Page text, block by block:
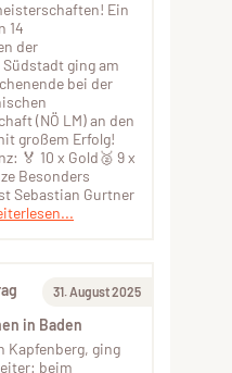
Ein
14
der
ging am
bei der
(NÖ LM) an den
großem Erfolg!
🏅 10 x Gold🥈 9 x
Besonders
Sebastian Gurtner
31. August 2025
in Baden
Kapfenberg, ging
beim